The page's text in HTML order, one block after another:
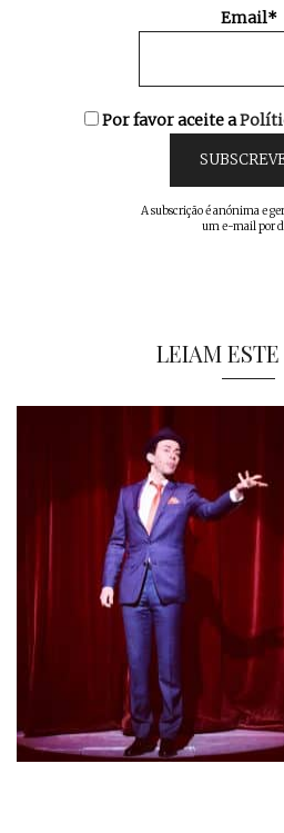
Email*
Por favor aceite a
A subscrição é anónima e
um e-mail por
LEIAM